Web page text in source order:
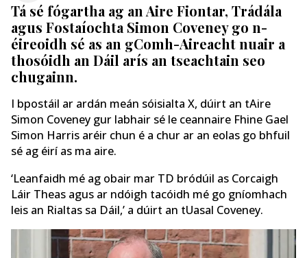
Tá sé fógartha ag an Aire Fiontar, Trádála
agus Fostaíochta Simon Coveney go n-
éireoidh sé as an gComh-Aireacht nuair a
thosóidh an Dáil arís an tseachtain seo
chugainn.
I bpostáil ar ardán meán sóisialta X, dúirt an tAire
Simon Coveney gur labhair sé le ceannaire Fhine Gael
Simon Harris aréir chun é a chur ar an eolas go bhfuil
sé ag éirí as ma aire.
‘Leanfaidh mé ag obair mar TD bródúil as Corcaigh
Láir Theas agus ar ndóigh tacóidh mé go gníomhach
leis an Rialtas sa Dáil,’ a dúirt an tUasal Coveney.